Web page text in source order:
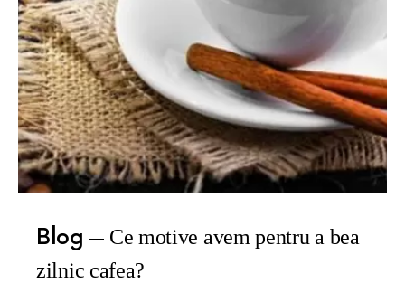
Blog
Ce motive avem pentru a bea
zilnic cafea?